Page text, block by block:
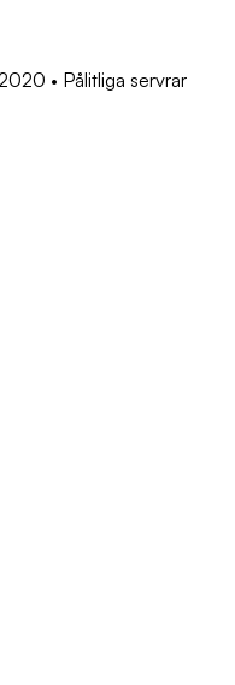
• Pålitliga servrar